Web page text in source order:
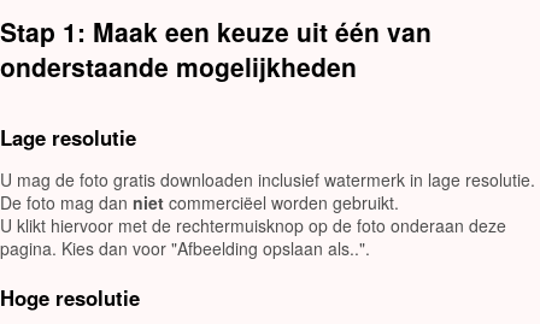
Stap 1: Maak een keuze uit één van
onderstaande mogelijkheden
Lage resolutie
U mag de foto gratis downloaden inclusief watermerk in lage resolutie.
De foto mag dan niet commerciëel worden gebruikt.
U klikt hiervoor met de rechtermuisknop op de foto onderaan deze
pagina. Kies dan voor "Afbeelding opslaan als..".
Hoge resolutie